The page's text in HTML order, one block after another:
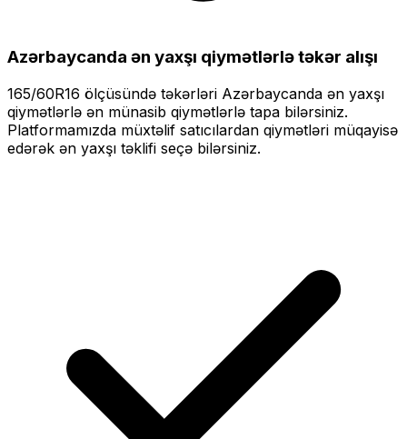
Azərbaycanda ən yaxşı qiymətlərlətəkər alışı
165/60R16 ölçüsündə təkərləri Azərbaycanda ən yaxşı
qiymətlərlə ən münasib qiymətlərlə tapa bilərsiniz.
Platformamızda müxtəlif satıcılardan qiymətləri müqayisə
edərək ən yaxşı təklifi seçə bilərsiniz.